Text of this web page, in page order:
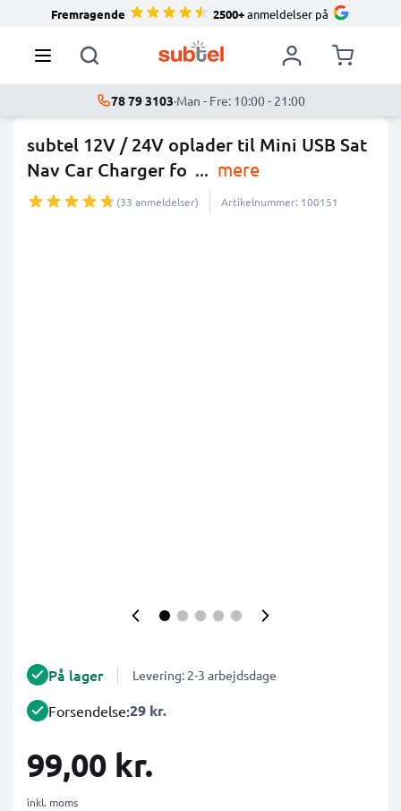
Fremragende 2500+anmeldelser på
78 79 3103·Man - Fre: 10:00 - 21:00
subtel 12V / 24V oplader til Mini USB Sat
Nav Car Charger fo ... mere
(33 anmeldelser) Artikelnummer: 100151
På lager Levering: 2-3 arbejdsdage
Forsendelse:29 kr.
99,00 kr.
inkl. moms